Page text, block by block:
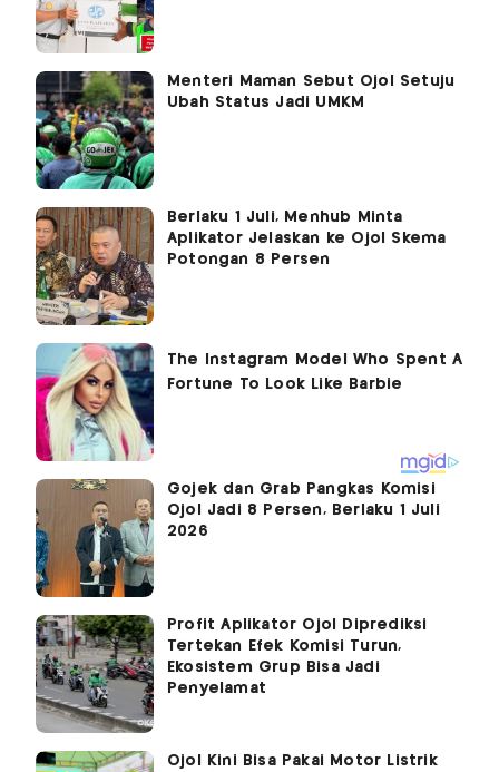
Menteri Maman Sebut Ojol Setuju
Ubah Status Jadi UMKM
Berlaku 1 Juli, Menhub Minta
Aplikator Jelaskan ke Ojol Skema
Potongan 8 Persen
Gojek dan Grab Pangkas Komisi
Ojol Jadi 8 Persen, Berlaku 1 Juli
2026
Profit Aplikator Ojol Diprediksi
Tertekan Efek Komisi Turun,
Ekosistem Grup Bisa Jadi
Penyelamat
Ojol Kini Bisa Pakai Motor Listrik